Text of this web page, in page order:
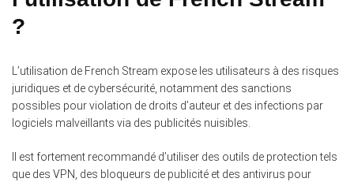
?
L’utilisation de French Stream expose les utilisateurs à des risques
juridiques et de cybersécurité, notamment des sanctions
possibles pour violation de droits d’auteur et des infections par
logiciels malveillants via des publicités nuisibles.
Il est fortement recommandé d’utiliser des outils de protection tels
que des VPN, des bloqueurs de publicité et des antivirus pour